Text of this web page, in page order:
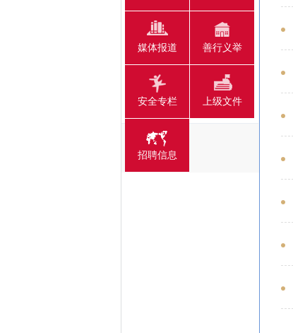
媒体报道 善行义举
安全专栏 上级文件
招聘信息